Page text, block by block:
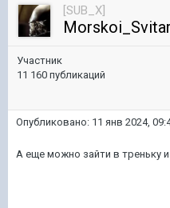
[SUB_X]
Morskoi_Svitar
Участник
11 160 публикаций
Опубликовано: 11 янв 2024,
А еще можно зайти в треньку и